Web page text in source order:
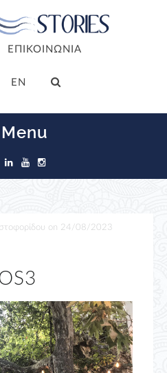
ΕΠΙΚΟΙΝΩΝΙΑ
EN
Menu
on 24/08/2023